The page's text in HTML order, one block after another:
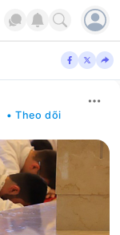
• Theo dõi